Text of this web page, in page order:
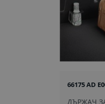
66175 AD
ДЪРЖАЧ